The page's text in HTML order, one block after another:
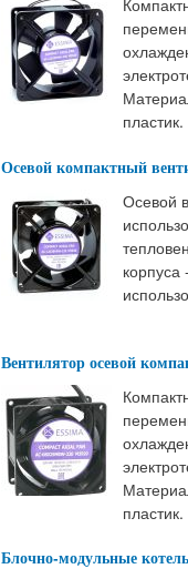
Осевой компактный
Осевой
Вентилятор осевой
пластик.
Блочно-модульные